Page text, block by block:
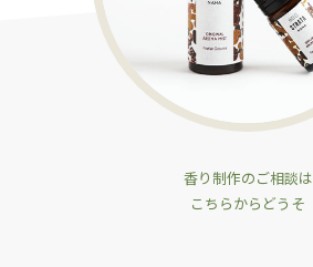
香り制作のご相談は
こちらからどうそ